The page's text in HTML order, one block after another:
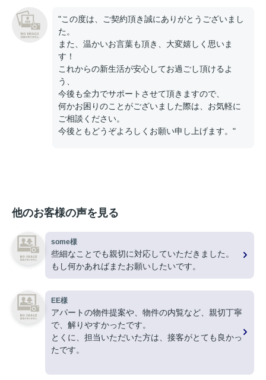
"この度は、ご契約頂き誠にありがとうございまし
た。
また、温かいお言葉も頂き、大変嬉しく思いま
す！
これからの新生活が安心してお過ごし頂けるよ
う、
今後も全力でサポートさせて頂きますので、
何かお困りのことがございました際は、お気軽に
ご相談ください。
今後ともどうぞよろしくお願い申し上げます。"
他のお客様の声を見る
some様
些細なことでも親切に対応していただきました。
もし何かあればまたお願いしたいです。
EE様
アパートの物件提案や、物件の内覧など、親切丁寧
で、解りやすかったです。
とくに、担当いただいた方は、接客がとても良かっ
たです。
ありがとうございました。